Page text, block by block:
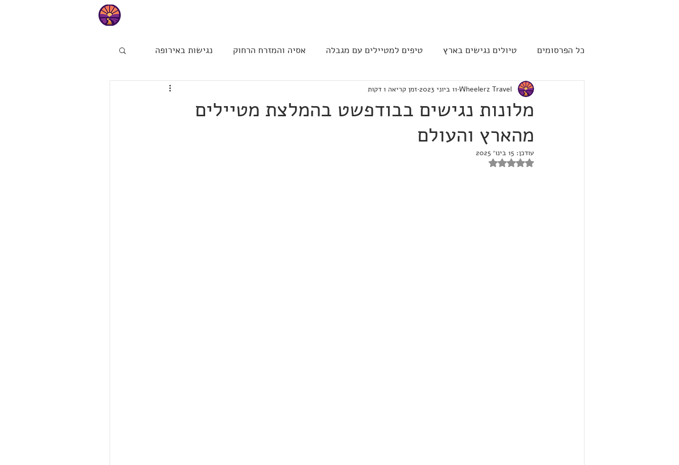
כל הפרסומים טיולים נגישים בארץ טיפים למטיילים עם מגבלה אסיה והמזרח הרחוק נגישות באירופה
שייט תענוגות - קרוז ארה"ב וצפון אמריקה נגישות בבתי מלון הפינה של מיכל
מלונות נגישים בבודפשט בהמלצת מטיילים
מהארץ והעולם
Wheelerz Travel 11 ביוני 2023 זמן קריאה 1 דקות
עודכן: 15 בינו׳ 2025
דירוג של NaN מתוך 5 כוכבים